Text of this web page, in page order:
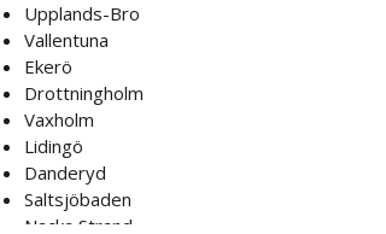
Upplands-Bro
Vallentuna
Ekerö
Drottningholm
Vaxholm
Lidingö
Danderyd
Saltsjöbaden
Nacka Strand